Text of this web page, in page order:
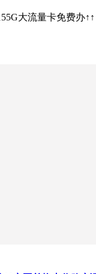
大流量卡免费办